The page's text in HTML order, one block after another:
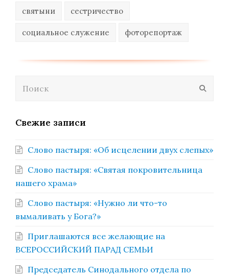
святыни сестричество
социальное служение фоторепортаж
Свежие записи
Слово пастыря: «Об исцелении двух слепых»
Слово пастыря: «Святая покровительница
нашего храма»
Слово пастыря: «Нужно ли что-то
вымаливать у Бога?»
Приглашаются все желающие на
ВСЕРОССИЙСКИЙ ПАРАД СЕМЬИ
Председатель Синодального отдела по